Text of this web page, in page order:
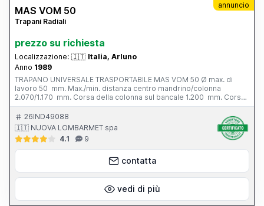
annuncio
MAS VOM 50
Trapani Radiali
prezzo su richiesta
Localizzazione: 🇮🇹 Italia, Arluno
Anno 1989
TRAPANO UNIVERSALE TRASPORTABILE MAS VOM 50 Ø max. di
lavoro 50 mm. Max./min. distanza centro mandrino/colonna
2.070/1.170 mm. Corsa della colonna sul bancale 1.200 mm. Corsa
verticale del braccio 1.250 mm. Ccorsa trasversale del braccio
900 mm. Ø colonna 400 mm. Ø mandrino - CM 5; 75 mm. Corsa
mandrino 350 mm. Velocita’ mandrino - N. 15; 16 - 800 g/min.
Potenza mandrino 4 kw. Peso totale 6.600 kg. Completo di: -
doppia rotazione motorizzata della testa mandrino a 360° e a +/-
90°
26IND49088
🇮🇹 NUOVA LOMBARMET spa
4.1
9
contatta
vedi di più